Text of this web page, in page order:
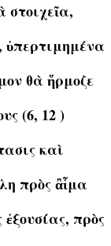
στοιχεῖα,
ὑπερτιμημένα
θὰ ἥρμοζε
(6, 12 )
καὶ
πρὸς ἂἷμα
πρὸς